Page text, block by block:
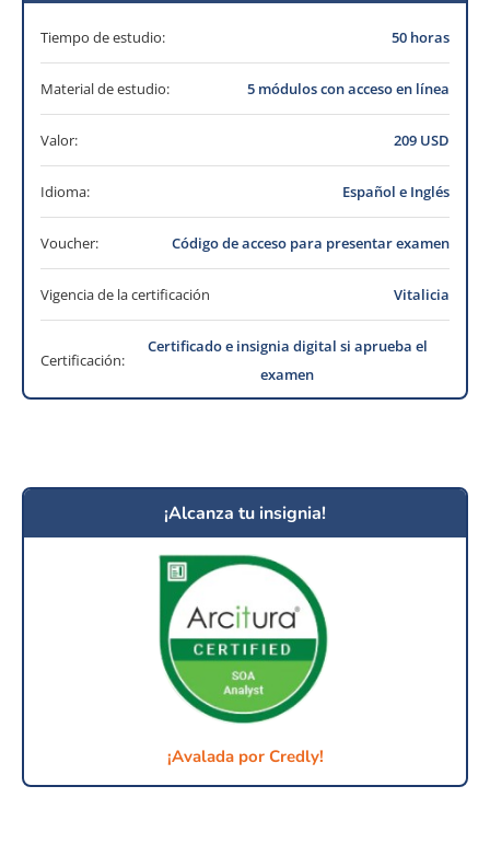
Tiempo de estudio: 50 horas
Material de estudio: 5 módulos con acceso en línea
Valor: 209 USD
Idioma: Español e Inglés
Voucher: Código de acceso para presentar examen
Vigencia de la certificación Vitalicia
Certificación:
Certificado e insignia digital si aprueba el
examen
¡Alcanza tu insignia!
¡Avalada por Credly!